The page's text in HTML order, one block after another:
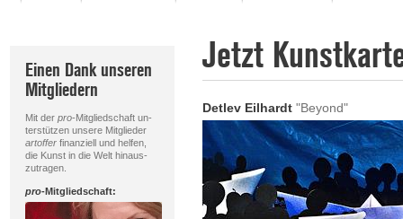
Der letzte Monat im Fokus
Alle Fokus-Werke
Fokus-Werke
Neue Werke – Auswahl
Alle neuen Werke
Einen Dank unseren
Mitgliedern
Mit der pro-Mitgliedschaft un-
terstützen unsere Mitglieder
artofferfinanziell und helfen,
die Kunst in die Welt hinaus-
zutragen.
pro-Mitgliedschaft:
Jetzt
Detlev Eilhardt"Beyond"